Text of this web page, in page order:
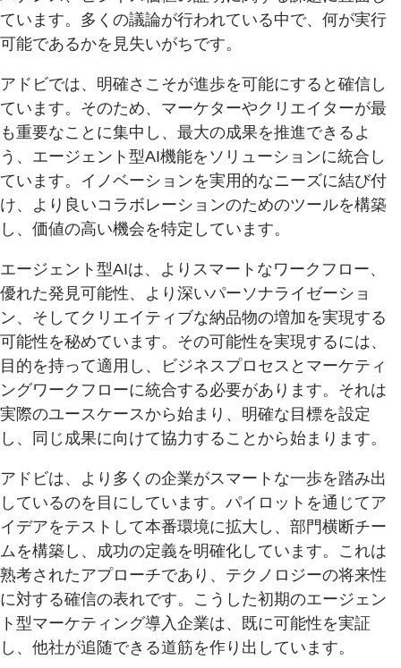
ています。多くの議論が行われている中で、何が実行
可能であるかを見失いがちです。
アドビでは、明確さこそが進歩を可能にすると確信し
ています。そのため、マーケターやクリエイターが最
も重要なことに集中し、最大の成果を推進できるよ
う、エージェント型AI機能をソリューションに統合し
ています。イノベーションを実用的なニーズに結び付
け、より良いコラボレーションのためのツールを構築
し、価値の高い機会を特定しています。
エージェント型AIは、よりスマートなワークフロー、
優れた発見可能性、より深いパーソナライゼーショ
ン、そしてクリエイティブな納品物の増加を実現する
可能性を秘めています。その可能性を実現するには、
目的を持って適用し、ビジネスプロセスとマーケティ
ングワークフローに統合する必要があります。それは
実際のユースケースから始まり、明確な目標を設定
し、同じ成果に向けて協力することから始まります。
アドビは、より多くの企業がスマートな一歩を踏み出
しているのを目にしています。パイロットを通じてア
イデアをテストして本番環境に拡大し、部門横断チー
ムを構築し、成功の定義を明確化しています。これは
熟考されたアプローチであり、テクノロジーの将来性
に対する確信の表れです。こうした初期のエージェン
ト型マーケティング導入企業は、既に可能性を実証
し、他社が追随できる道筋を作り出しています。